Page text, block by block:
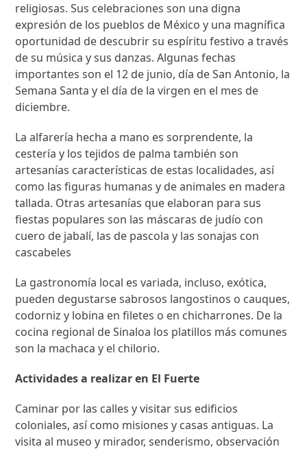
religiosas. Sus celebraciones son una digna
expresión de los pueblos de México y una magnífica
oportunidad de descubrir su espíritu festivo a través
de su música y sus danzas. Algunas fechas
importantes son el 12 de junio, día de San Antonio, la
Semana Santa y el día de la virgen en el mes de
diciembre.
La alfarería hecha a mano es sorprendente, la
cestería y los tejidos de palma también son
artesanías características de estas localidades, así
como las figuras humanas y de animales en madera
tallada. Otras artesanías que elaboran para sus
fiestas populares son las máscaras de judío con
cuero de jabalí, las de pascola y las sonajas con
cascabeles
La gastronomía local es variada, incluso, exótica,
pueden degustarse sabrosos langostinos o cauques,
codorniz y lobina en filetes o en chicharrones. De la
cocina regional de Sinaloa los platillos más comunes
son la machaca y el chilorio.
Actividades a realizar en El Fuerte
Caminar por las calles y visitar sus edificios
coloniales, así como misiones y casas antiguas. La
visita al museo y mirador, senderismo, observación